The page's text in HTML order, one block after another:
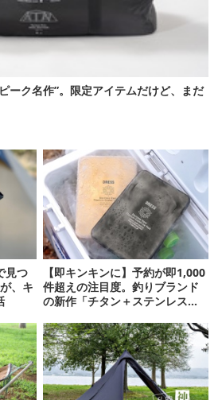
ーク名作”。限定アイテムだけど、まだ
見つ
、キ
【即キンキンに】予約が即1,000
件超えの注目度。釣りブランド
の新作「チタン＋ステンレスの